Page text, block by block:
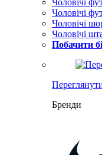
Чоловічі
Чоловічі
Чоловічі
Чоловічі
Побачити
Бренди